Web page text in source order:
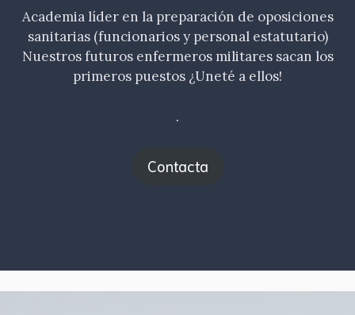
Academia líder en la preparación de oposiciones
sanitarias (funcionarios y personal estatutario)
Nuestros futuros enfermeros militares sacan los
primeros puestos ¿Uneté a ellos!
.
Contacta